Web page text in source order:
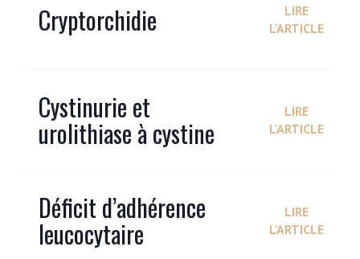
Cryptorchidie
LIRE
L'ARTICLE
Cystinurie et
urolithiase à cystine
LIRE
L'ARTICLE
Déficit d’adhérence
leucocytaire
LIRE
L'ARTICLE